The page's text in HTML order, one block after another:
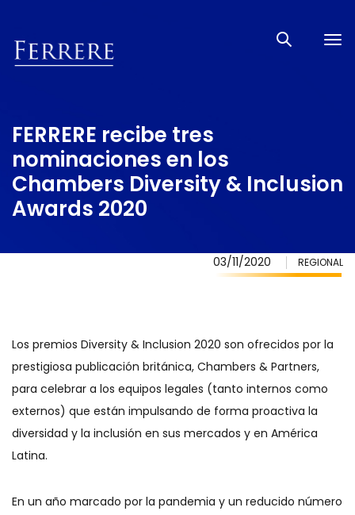
FERRERE recibe tres
nominaciones en los
Chambers Diversity & Inclusion
Awards 2020
03/11/2020 REGIONAL
Los premios Diversity & Inclusion 2020 son ofrecidos por la
prestigiosa publicación británica, Chambers & Partners,
para celebrar a los equipos legales (tanto internos como
externos) que están impulsando de forma proactiva la
diversidad y la inclusión en sus mercados y en América
Latina.
En un año marcado por la pandemia y un reducido número